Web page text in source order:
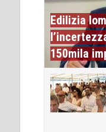
Edilizia
150mila